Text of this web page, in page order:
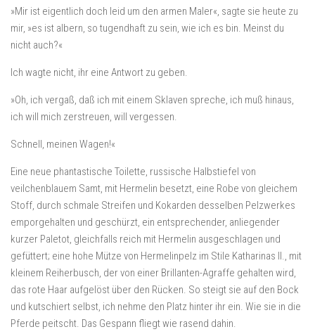
»Mir ist eigentlich doch leid um den armen Maler«, sagte sie heute zu
mir, »es ist albern, so tugendhaft zu sein, wie ich es bin. Meinst du
nicht auch?«
Ich wagte nicht, ihr eine Antwort zu geben.
»Oh, ich vergaß, daß ich mit einem Sklaven spreche, ich muß hinaus,
ich will mich zerstreuen, will vergessen.
Schnell, meinen Wagen!«
Eine neue phantastische Toilette, russische Halbstiefel von
veilchenblauem Samt, mit Hermelin besetzt, eine Robe von gleichem
Stoff, durch schmale Streifen und Kokarden desselben Pelzwerkes
emporgehalten und geschürzt, ein entsprechender, anliegender
kurzer Paletot, gleichfalls reich mit Hermelin ausgeschlagen und
gefüttert; eine hohe Mütze von Hermelinpelz im Stile Katharinas II., mit
kleinem Reiherbusch, der von einer Brillanten-Agraffe gehalten wird,
das rote Haar aufgelöst über den Rücken. So steigt sie auf den Bock
und kutschiert selbst, ich nehme den Platz hinter ihr ein. Wie sie in die
Pferde peitscht. Das Gespann fliegt wie rasend dahin.